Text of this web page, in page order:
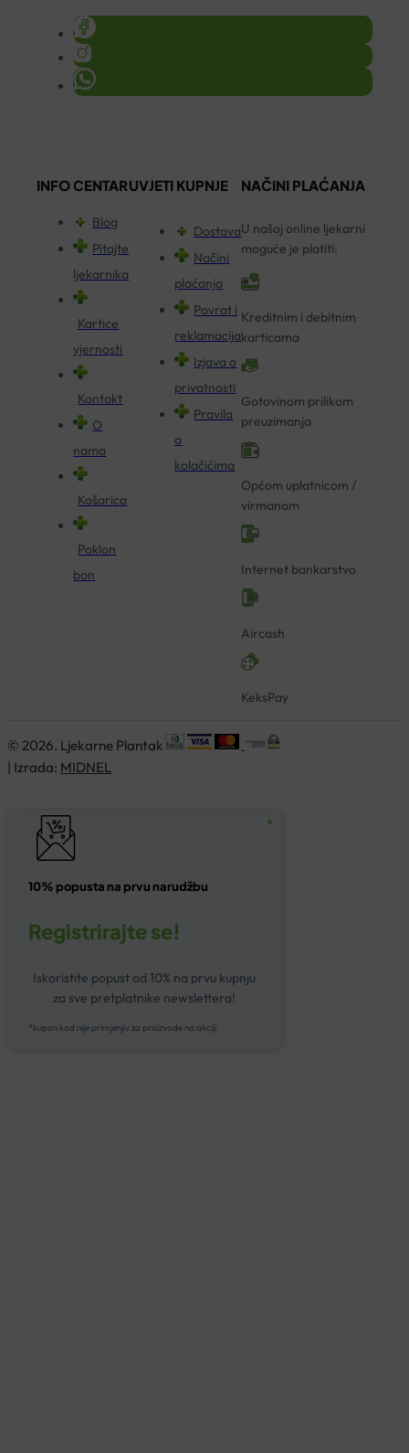
INFO CENTAR
Blog
Pitajte
ljekarnika
Kartice
vjernosti
Kontakt
O
nama
Košarica
Poklon
bon
UVJETI KUPNJE
Dostava
Načini
plaćanja
Povrat i
reklamacija
Izjava o
privatnosti
Pravila
o
kolačićima
NAČINI PLAĆANJA
U našoj online ljekarni
moguće je platiti:
Kreditnim i debitnim
karticama
Gotovinom prilikom
preuzimanja
Općom uplatnicom /
virmanom
Internet bankarstvo
Aircash
KeksPay
© 2026. Ljekarne Plantak
| Izrada: MIDNEL
10% popusta na prvu narudžbu
Registrirajte se!
Iskoristite popust od 10% na prvu kupnju
za sve pretplatnike newslettera!
*kupon kod nije primjenjiv za proizvode na akciji